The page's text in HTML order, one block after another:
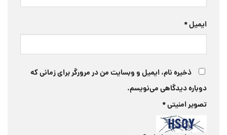
ایمیل*
ذخیره نام، ایمیل و وبسایت من در مرورگر برای زمانی که
دوباره دیدگاهی می‌نویسم.
تصویر امنیتی*